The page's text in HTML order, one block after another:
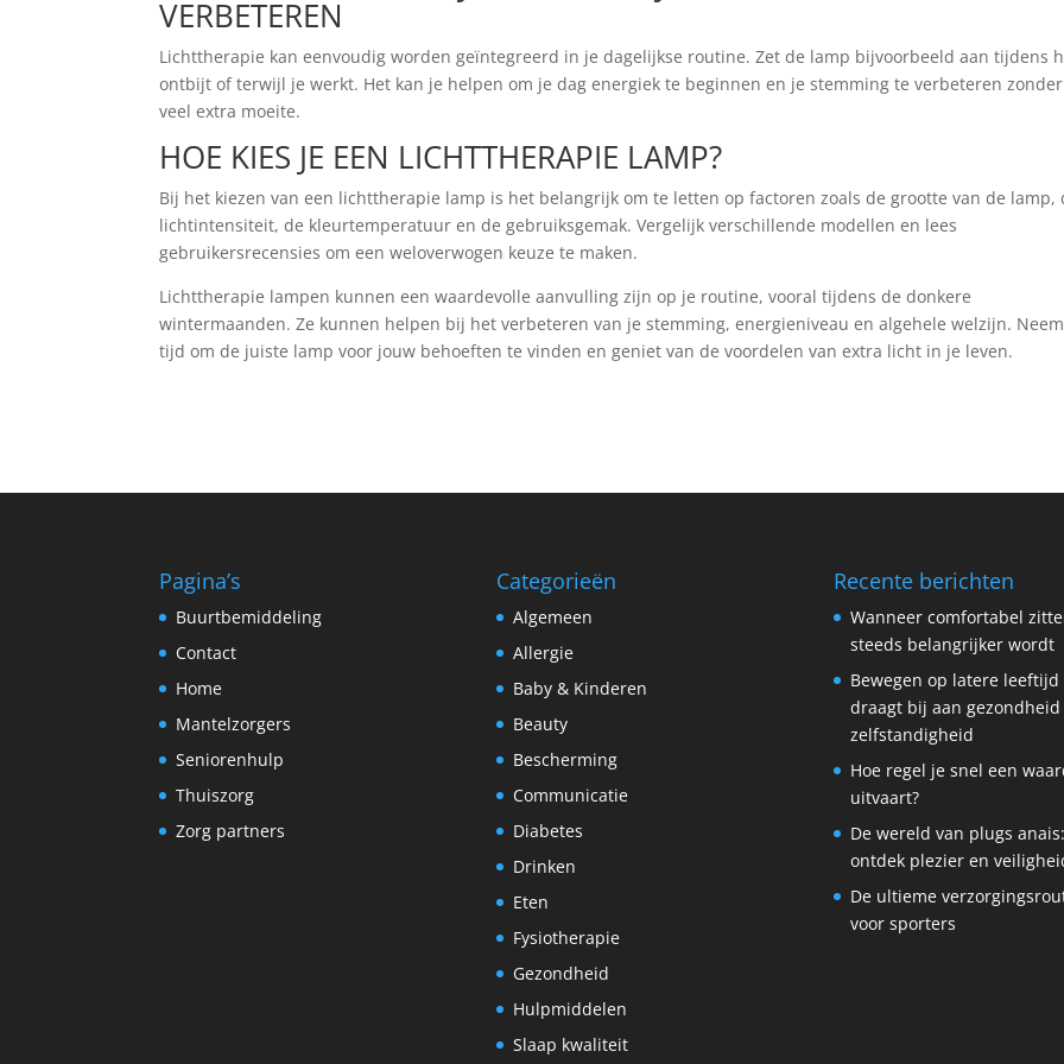
VERBETEREN
Lichttherapie kan eenvoudig worden geïntegreerd in je dagelijkse routine. Zet de lamp bijvoorbeeld aan tijdens
ontbijt of terwijl je werkt. Het kan je helpen om je dag energiek te beginnen en je stemming te verbeteren zonder
veel extra moeite.
HOE KIES JE EEN LICHTTHERAPIE LAMP?
Bij het kiezen van een lichttherapie lamp is het belangrijk om te letten op factoren zoals de grootte van de lamp,
lichtintensiteit, de kleurtemperatuur en de gebruiksgemak. Vergelijk verschillende modellen en lees
gebruikersrecensies om een weloverwogen keuze te maken.
Lichttherapie lampen kunnen een waardevolle aanvulling zijn op je routine, vooral tijdens de donkere
wintermaanden. Ze kunnen helpen bij het verbeteren van je stemming, energieniveau en algehele welzijn.
tijd om de juiste lamp voor jouw behoeften te vinden en geniet van de voordelen van extra licht in je leven.
Pagina’s
Buurtbemiddeling
Contact
Home
Mantelzorgers
Seniorenhulp
Thuiszorg
Zorg partners
Categorieën
Algemeen
Allergie
Baby & Kinderen
Beauty
Bescherming
Communicatie
Diabetes
Drinken
Eten
Fysiotherapie
Gezondheid
Hulpmiddelen
Slaap kwaliteit
Recente berichten
Wanneer comfortabel
steeds belangrijker wordt
Bewegen op latere leeftijd
draagt bij aan gezondheid
zelfstandigheid
Hoe regel je snel een
uitvaart?
De wereld van plugs anais:
ontdek plezier en
De ultieme
voor sporters